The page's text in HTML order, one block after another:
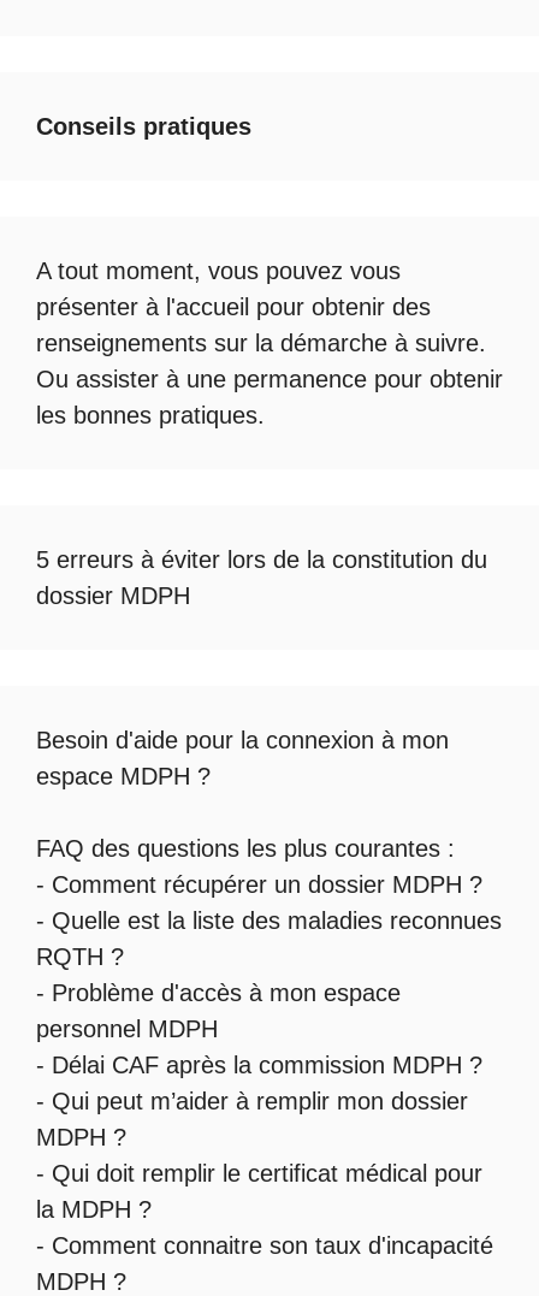
Conseils pratiques
A tout moment, vous pouvez vous
présenter à l'accueil pour obtenir des
renseignements sur la démarche à suivre.
Ou assister à une permanence pour obtenir
les bonnes pratiques.
5 erreurs à éviter lors de la constitution du
dossier MDPH
Besoin d'aide pour la connexion à mon
espace MDPH ?
FAQ des questions les plus courantes :
- Comment récupérer un dossier MDPH ?
- Quelle est la liste des maladies reconnues
RQTH ?
- Problème d'accès à mon espace
personnel MDPH
- Délai CAF après la commission MDPH ?
- Qui peut m’aider à remplir mon dossier
MDPH ?
- Qui doit remplir le certificat médical pour
la MDPH ?
- Comment connaitre son taux d'incapacité
MDPH ?